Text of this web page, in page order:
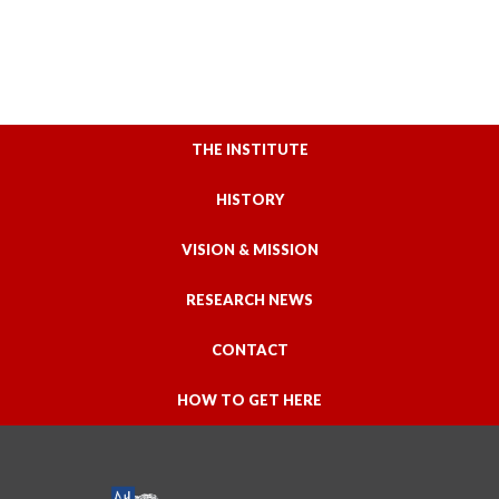
THE INSTITUTE
HISTORY
VISION & MISSION
RESEARCH NEWS
CONTACT
HOW TO GET HERE